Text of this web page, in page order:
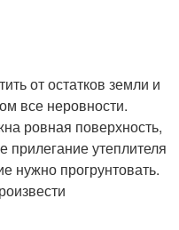
от остатков земли и
все неровности.
ровная поверхность,
прилегание утеплителя
нужно прогрунтовать.